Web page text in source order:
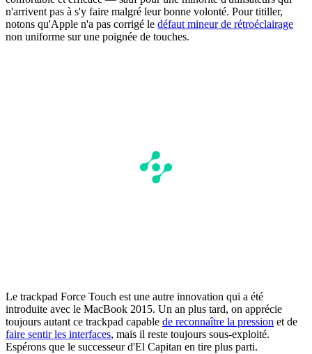
n'arrivent pas à s'y faire malgré leur bonne volonté. Pour titiller,
notons qu'Apple n'a pas corrigé le défaut mineur de rétroéclairage
non uniforme sur une poignée de touches.
Le trackpad Force Touch est une autre innovation qui a été
introduite avec le MacBook 2015. Un an plus tard, on apprécie
toujours autant ce trackpad capable de reconnaître la pression et de
faire sentir les interfaces, mais il reste toujours sous-exploité.
Espérons que le successeur d'El Capitan en tire plus parti.